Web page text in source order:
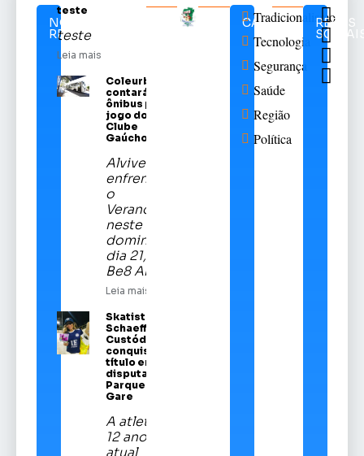
NOTÍCIAS
RELACIONADAS
teste
teste
Leia mais
Coleurb
contará com
ônibus para
jogo do Sport
Clube
Gaúcho
Alviverde
enfrentará
o
Veranópolis
neste
domingo,
dia 21, na
Be8 Arena
Leia mais
Skatista Alice
Schaeffer
Custódio
conquista
título em
disputa no
Parque da
Gare
A atleta de
12 anos é a
CATEGORIAS
Tradicionalismo
Tecnologia
Segurança
Saúde
Região
Política
REDES